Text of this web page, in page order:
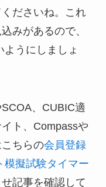
ださいね。これ
みがあるので、
うにしましょ
、CUBIC適
ト、Compassや
ちらの会員登録
模擬試験タイマー
記事を確認して